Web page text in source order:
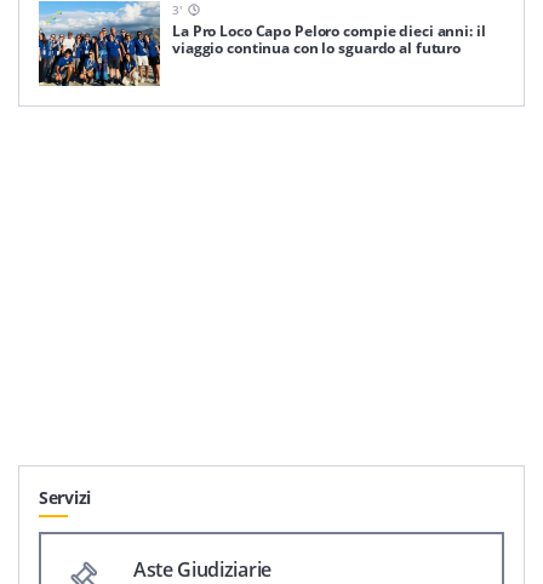
3'
La Pro Loco Capo Peloro compie dieci anni: il
viaggio continua con lo sguardo al futuro
Servizi
Aste Giudiziarie